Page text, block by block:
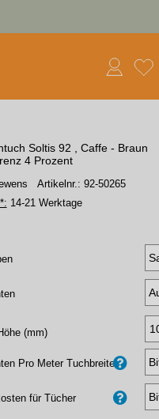
Soltis 92 , Caffe - Braun
4 Prozent
Artikelnr.: 92-50265
14-21 Werktage
(mm)
Pro Meter Tuchbreite
für Tücher